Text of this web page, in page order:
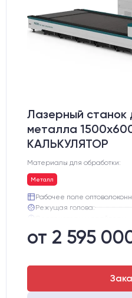
Лазерный станок
металла
КАЛЬКУЛЯТОР
Материалы для обработки:
Металл
Рабочее поле
Режущая голова:
Направляющие оси Y:
Направляющие оси Х:
от 2 595